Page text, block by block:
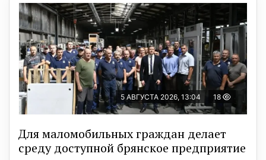
5 АВГУСТА 2026, 13:04 18
Для маломобильных граждан делает
среду доступной брянское предприятие